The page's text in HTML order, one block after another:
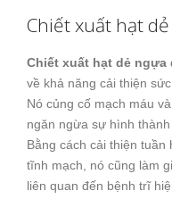
Chiết xuất hạt
Chiết xuất hạt dẻ ngựa
về khả năng cải thiện
Nó củng cố mạch máu
ngăn ngừa sự hình
Bằng cách cải thiện tuần
tĩnh mạch, nó cũng làm
liên quan đến bệnh trĩ